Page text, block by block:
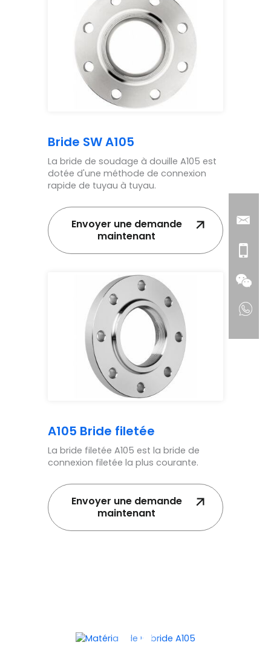
Bride SW A105
La bride de soudage à douille A105 est
dotée d'une méthode de connexion
rapide de tuyau à tuyau.
Envoyer une demande
maintenant
A105 Bride filetée
La bride filetée A105 est la bride de
connexion filetée la plus courante.
Envoyer une demande
maintenant